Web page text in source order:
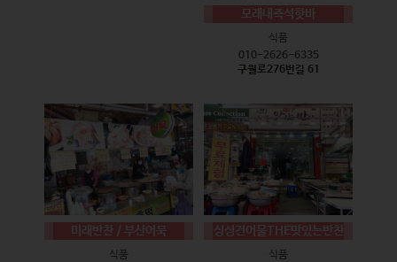
모래내즉석핫바
식품
010-2626-6335
구월로276번길 61
미래반찬 / 부산어묵
식품
싱싱건어물THE맛있는반찬
식품